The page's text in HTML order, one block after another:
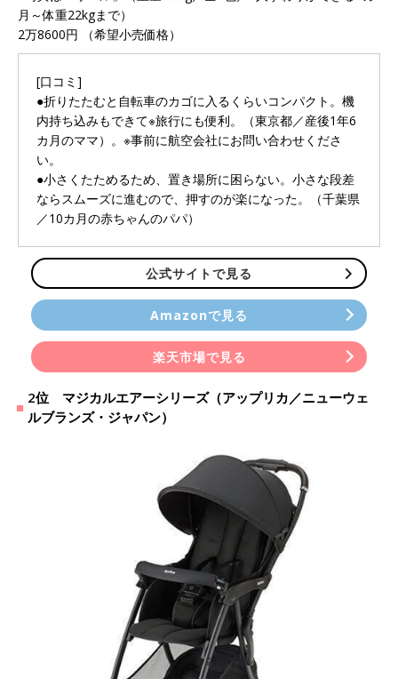
月～体重22kgまで）
2万8600円 （希望小売価格）
[口コミ]
●折りたたむと自転車のカゴに入るくらいコンパクト。機
内持ち込みもできて※旅行にも便利。（東京都／産後1年6
カ月のママ）。※事前に航空会社にお問い合わせくださ
い。
●小さくたためるため、置き場所に困らない。小さな段差
ならスムーズに進むので、押すのが楽になった。（千葉県
／10カ月の赤ちゃんのパパ）
公式サイトで見る
Amazonで見る
楽天市場で見る
2位 マジカルエアーシリーズ（アップリカ／ニューウェ
ルブランズ・ジャパン）